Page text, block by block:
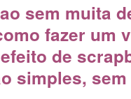
sem muita
fazer um
efeito de
simples,